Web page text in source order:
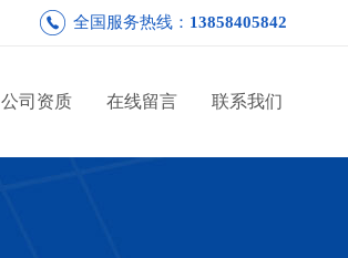
全国服务热线： 13858405842
公司资质 在线留言 联系我们